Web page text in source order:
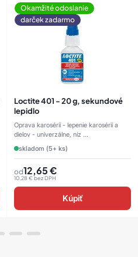
Okamžité odoslanie
darček zadarmo
Loctite 401 - 20 g, sekundové
lepidlo
Oprava karosérií - lepenie karosérií a
dielov - univerzálne, níz ...
skladom (5+ ks)
od12,65€
10,28 €bez DPH
Kúpiť